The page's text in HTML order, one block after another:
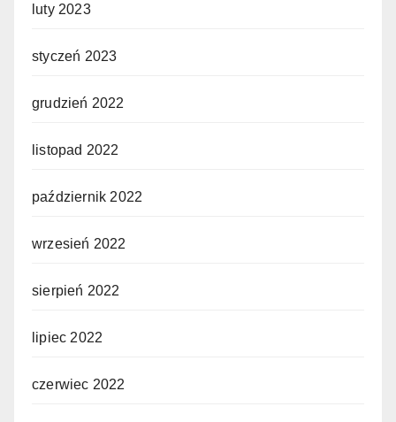
luty 2023
styczeń 2023
grudzień 2022
listopad 2022
październik 2022
wrzesień 2022
sierpień 2022
lipiec 2022
czerwiec 2022